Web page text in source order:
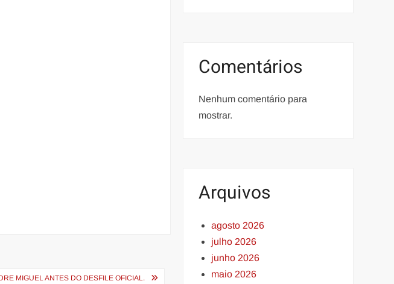
MIGUEL ANTES DO DESFILE OFICIAL.
Comentários
Nenhum comentário para
mostrar.
Arquivos
agosto 2026
julho 2026
junho 2026
maio 2026